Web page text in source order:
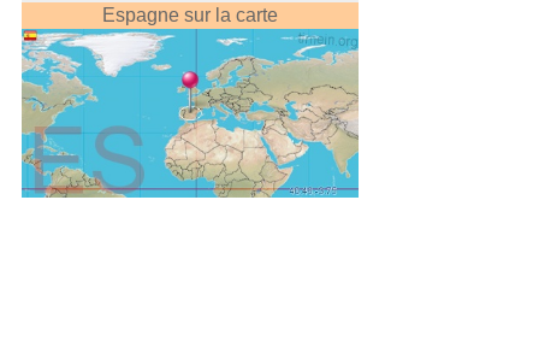
Espagne sur la carte